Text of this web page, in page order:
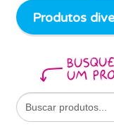
Produtos
Search
for: